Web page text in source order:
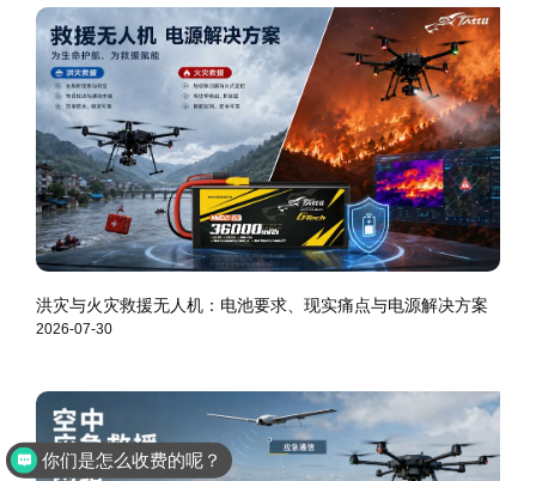
洪灾与火灾救援无人机：电池要求、现实痛点与电源解决方案
2026-07-30
你们是怎么收费的呢？